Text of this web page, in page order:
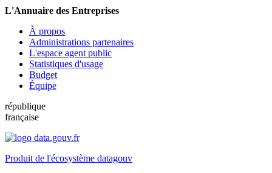
L'Annuaire des Entreprises
À propos
Administrations partenaires
L'espace agent public
Statistiques d'usage
Budget
Équipe
république
française
Produit de l'écosystème datagouv